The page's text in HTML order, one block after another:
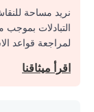
نريد مساحة
التبادلات بموجب
لمراجعة قواعد
اقرأ ميثاقنا